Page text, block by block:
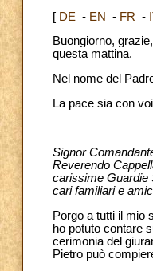
[ DE - EN - FR -
Buongiorno,
questa mattina.
Nel nome del
La pace sia con
Signor
Reverendo
carissime Guardie
cari familiari e
Porgo a tutti il mio
ho potuto contare
cerimonia del
Pietro può